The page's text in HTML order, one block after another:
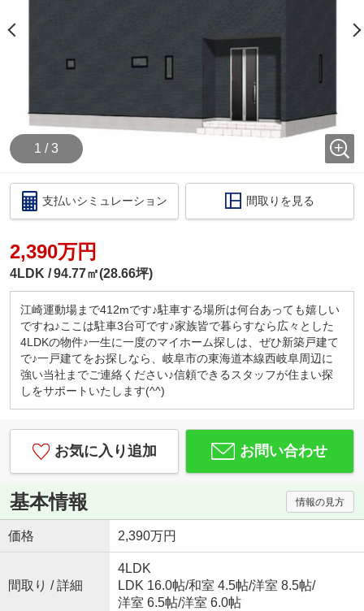
・ラインでのお問い合わせも出来ます。ID検索【＠
731koxur】
◇住宅ローンのご相談いつでも無料で受け付けます
・いくら位の住宅を購入する方がいいの？
・今買うのがいいの？それとも、頭金を貯めてか
ら？
・いくらぐらいまで借りられるの？毎月の返済はい
・車のローンがあっても住宅ローンは組めるの？
・自営業だけど大丈夫？
このような住宅購入に関する資金相談もお伺いいた
税金の控除、給付金のお話などもさせて頂きます。
□ご来店いただいた際には
カフェ感覚で、お気軽にお越しくださいませ！
キッズコーナー・お菓子サービス！
小さなお子様連れでもご安心してお越しください。
ブロックや積木、おままごとセットなど沢山のおも
ちゃ取り揃えております。お子様用ドリンク、子供
が大好きな駄菓子もご用意しております。
◇はじめての住宅購入、まずはご相談からいかがで
すか？◇
初めてなので「分からないことが分からない」と思
います。
例えば、物件価格の他にかかる費用っていくら？な
どすぐにご説明いたします。
勉強しながら、納得して後悔しない！賢い家探し。
一組のお客様にじっくり向き合っています。
『入りやすくて、相談しやすい』そんなお店作りを
心がけております♪
1 / 3
支払いシミュレーション 間取りを見る
2,390万円
4LDK 94.77㎡(28.66坪)
江崎運動場まで412mです♪駐車する場所は何台あっても嬉しい
ですね♪ここは駐車3台可です♪家族皆で暮らすなら広々とした
4LDKの物件♪一生に一度のマイホーム探しは、ぜひ新築戸建て
で♪一戸建てをお探しなら、岐阜市の東海道本線西岐阜周辺に
強い当社までご連絡ください♪信頼できるスタッフが住まい探
しをサポートいたします(^^)
お気に入り追加 お問い合わせ
基本情報 情報の見方
価格 2,390万円
間取り / 詳細
4LDK
LDK 16.0帖/和室 4.5帖/洋室 8.5帖/
洋室 6.5帖/洋室 6.0帖